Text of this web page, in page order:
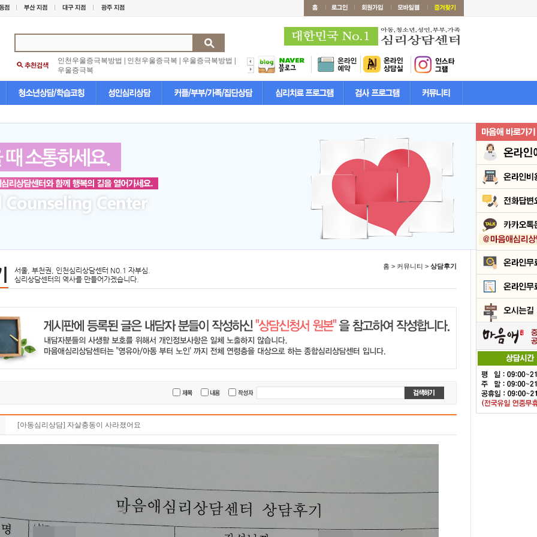
인천우울증극복방법 인천우울증극복 우울증극복방법
우울증극복
서울, 부천권, 인천심리상담센터 N0.1 자부심.
심리상담센터의 역사를 만들어가겠습니다.
홈 > 커뮤니티 > 상담후기
[아동심리상담] 자살충동이 사라졌어요